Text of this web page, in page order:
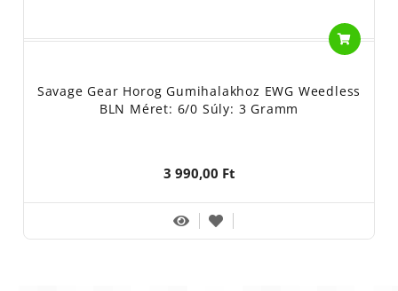
Savage Gear Horog Gumihalakhoz EWG Weedless
BLN Méret: 6/0 Súly: 3 Gramm
3 990,00 Ft